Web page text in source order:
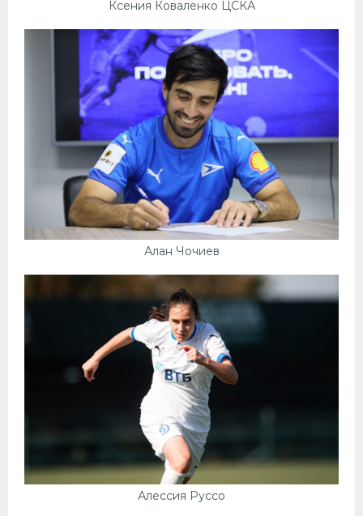
Ксения Коваленко ЦСКА
Алан Чочиев
Алессия Руссо